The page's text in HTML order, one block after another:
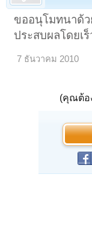
ขออนุโมทนาด้ว
ประสบผลโดยเร็
7 ธันวาคม 2010
(คุณต้อ